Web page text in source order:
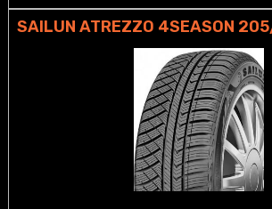
SAILUN ATREZZO 4SEASON